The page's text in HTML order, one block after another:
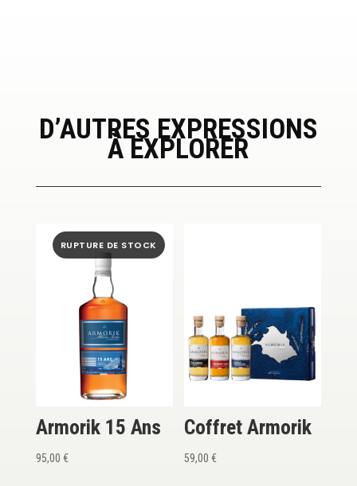
D’AUTRES EXPRESSIONS
À EXPLORER
Armorik 15 Ans
95,00 €
Coffret Armorik
59,00 €